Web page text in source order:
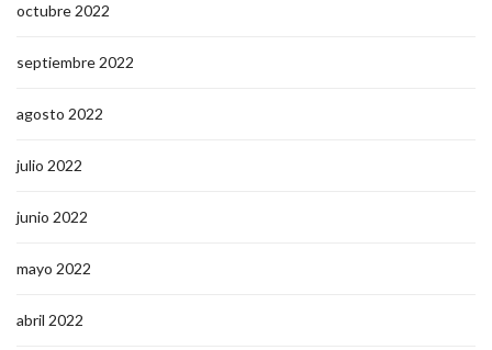
octubre 2022
septiembre 2022
agosto 2022
julio 2022
junio 2022
mayo 2022
abril 2022